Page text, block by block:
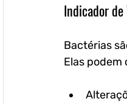
Indicador
Bactérias
Elas podem